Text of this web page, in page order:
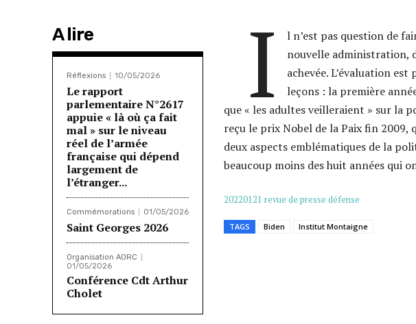
A lire
Réflexions 10/05/2026
Le rapport
parlementaire N°2617
appuie « là où ça fait
mal » sur le niveau
réel de l’armée
française qui dépend
largement de
l’étranger...
Commémorations 01/05/2026
Saint Georges 2026
Organisation AORC
01/05/2026
Conférence Cdt Arthur
Cholet
I
l n’est pas question de
nouvelle administration,
achevée. L’évaluation
leçons : la première
que « les adultes veilleraient » sur la
reçu le prix Nobel de la Paix fin 2009,
deux aspects emblématiques de la
beaucoup moins des huit années qui
20220121 revue de presse défense
TAGS Biden Institut Montaigne